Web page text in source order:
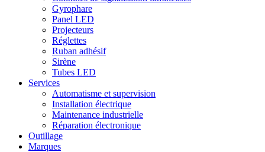
Gyrophare
Panel LED
Projecteurs
Réglettes
Ruban adhésif
Sirène
Tubes LED
Services
Automatisme et supervision
Installation électrique
Maintenance industrielle
Réparation électronique
Outillage
Marques